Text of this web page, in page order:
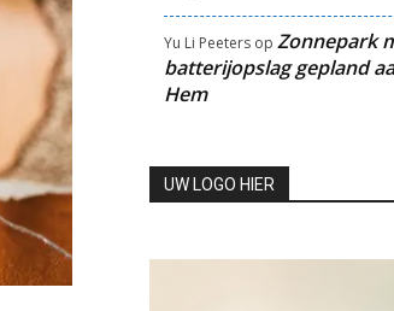
Yu Li Peetersop Zonnepark
batterijopslag gepland
Hem
UW LOGO HIER